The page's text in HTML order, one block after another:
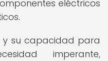
eléctricos
y su capacidad para
imperante,